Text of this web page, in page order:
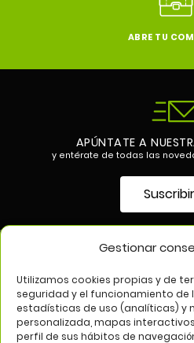
Gestionar
Utilizamos cookies propias y de
seguridad y el funcionamiento de
estadísticas de uso (analíticas) y
personalizada, mapas
perfil de sus hábitos de
ABRE TU
APÚNTATE A
y entérate de todas las